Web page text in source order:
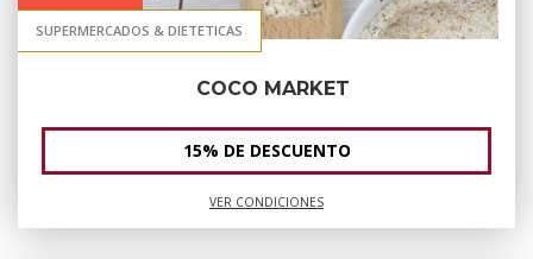
SUPERMERCADOS & DIETETICAS
COCO MARKET
15% DE DESCUENTO
VER CONDICIONES